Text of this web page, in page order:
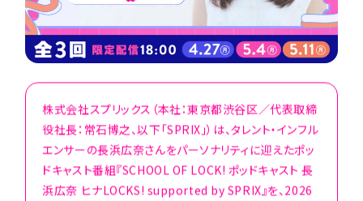
株式会社スプリックス（本社：東京都渋谷区／代表取締
役社長：常石博之、以下「SPRIX」）は、タレント・インフル
エンサーの長浜広奈さんをパーソナリティに迎えたポッ
ドキャスト番組『SCHOOL OF LOCK! ポッドキャスト 長
浜広奈 ヒナLOCKS! supported by SPRIX』を、2026